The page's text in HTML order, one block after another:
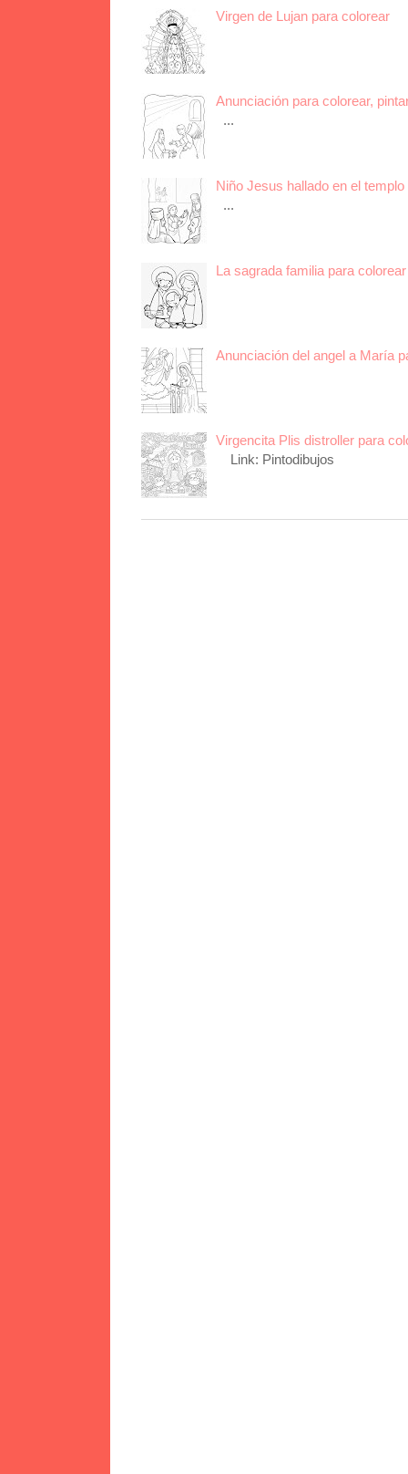
Virgen de Lujan para colorear
Anunciación para colorear,
...
Niño Jesus hallado en el
...
La sagrada familia para
Anunciación del angel a María
Virgencita Plis distroller para
Link: Pintodibujos